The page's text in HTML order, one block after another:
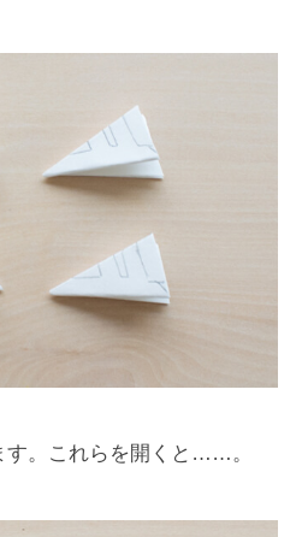
す。これらを開くと……。